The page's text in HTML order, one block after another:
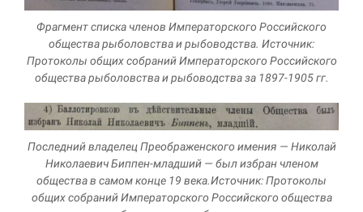
Фрагмент списка членов Императорского Российского
общества рыболовства и рыбоводства. Источник:
Протоколы общих собраний Императорского Российского
общества рыболовства и рыбоводства за 1897-1905 гг.
Последний владелец Преображенского имения — Николай
Николаевич Биппен-младший — был избран членом
общества в самом конце 19 века.Источник: Протоколы
общих собраний Императорского Российского общества